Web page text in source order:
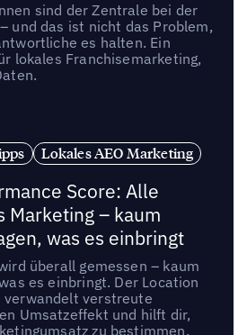
sind der Zentrale bei der
und das ist nicht das Problem,
es halten. Ein
lokales Franchisemarketing,
Lokales AEO Marketing
Score: Alle
Marketing – kaum
was es einbringt
überall gemessen – kaum
es einbringt. Der Location
verwandelt verstreute
Umsatzeffekt und hilft dir,
zu bestimmen.